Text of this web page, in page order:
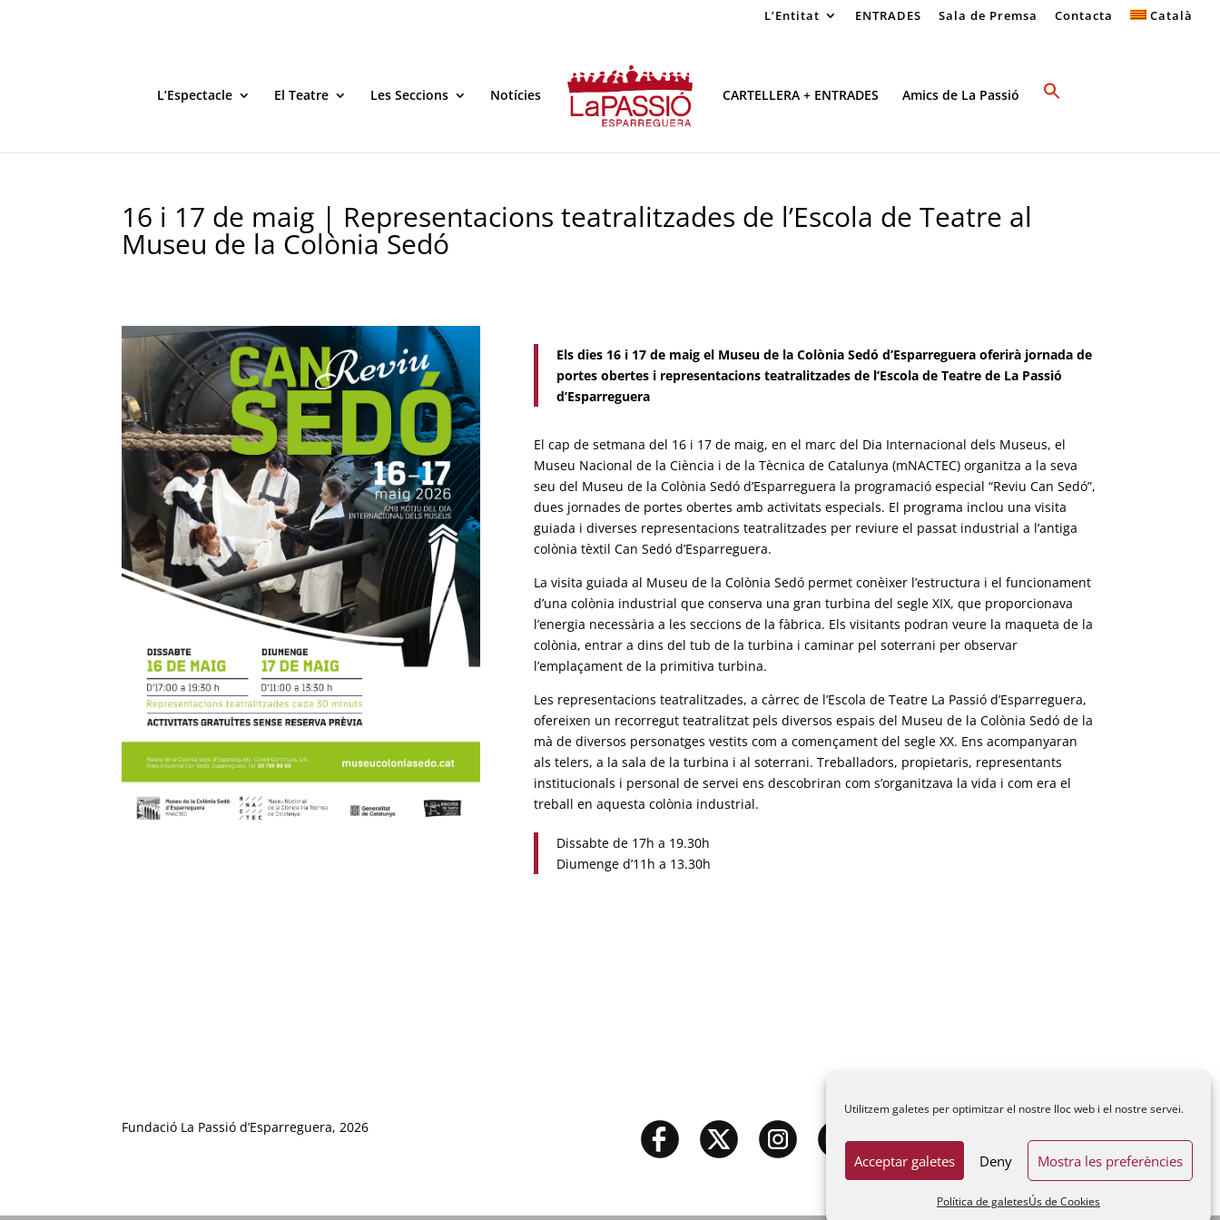
Utilitzem galetes per optimitzar el nostre lloc web i el nostre servei.
Acceptar galetes Deny Mostra les preferències
Política de galetesÚs de Cookies
L’Entitat ENTRADES Sala de Premsa Contacta Català
L’Espectacle El Teatre Les Seccions Notícies CARTELLERA + ENTRADES Amics de La Passió
16 i 17 de maig | Representacions teatralitzades de l’Escola de Teatre al
Museu de la Colònia Sedó
Els dies 16 i 17 de maig el Museu de la Colònia Sedó d’Esparreguera oferirà jornada de
portes obertes i representacions teatralitzades de l’Escola de Teatre de La Passió
d’Esparreguera
El cap de setmana del 16 i 17 de maig, en el marc del Dia Internacional dels Museus, el
Museu Nacional de la Ciència i de la Tècnica de Catalunya (mNACTEC) organitza a la seva
seu del Museu de la Colònia Sedó d’Esparreguera la programació especial “Reviu Can Sedó”,
dues jornades de portes obertes amb activitats especials. El programa inclou una visita
guiada i diverses representacions teatralitzades per reviure el passat industrial a l’antiga
colònia tèxtil Can Sedó d’Esparreguera.
La visita guiada al Museu de la Colònia Sedó permet conèixer l’estructura i el funcionament
d’una colònia industrial que conserva una gran turbina del segle XIX, que proporcionava
l’energia necessària a les seccions de la fàbrica. Els visitants podran veure la maqueta de la
colònia, entrar a dins del tub de la turbina i caminar pel soterrani per observar
l’emplaçament de la primitiva turbina.
Les representacions teatralitzades, a càrrec de l’Escola de Teatre La Passió d’Esparreguera,
ofereixen un recorregut teatralitzat pels diversos espais del Museu de la Colònia Sedó de la
mà de diversos personatges vestits com a començament del segle XX. Ens acompanyaran
als telers, a la sala de la turbina i al soterrani. Treballadors, propietaris, representants
institucionals i personal de servei ens descobriran com s’organitzava la vida i com era el
treball en aquesta colònia industrial.
Dissabte de 17h a 19.30h
Diumenge d’11h a 13.30h
Fundació La Passió d’Esparreguera, 2026